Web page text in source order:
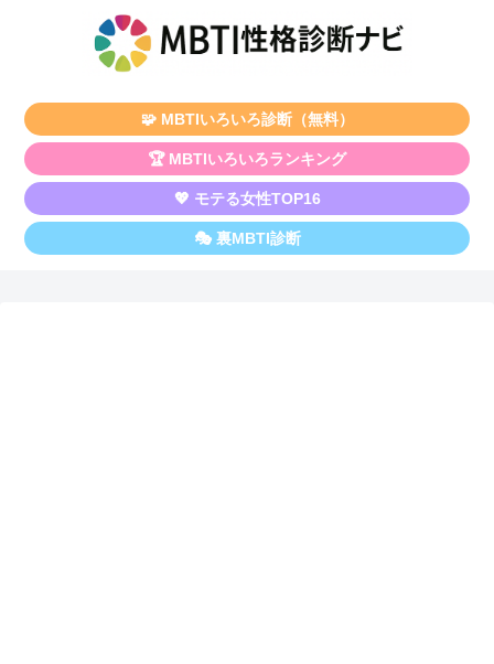
🧩 MBTIいろいろ診断（無料）
🏆 MBTIいろいろランキング
💖 モテる女性TOP16
🎭 裏MBTI診断